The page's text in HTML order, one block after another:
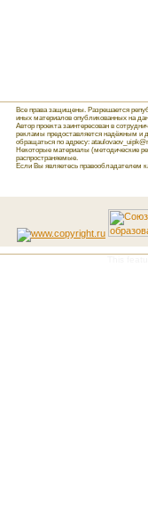
Все права защищены. Разрешается
иных материалов опубликованных на
Автор проекта заинтересован в
рекламы предоставляется надёжным и
обращаться по адресу:
Некоторые материалы (методические
распространяемые.
Если Вы являетесь правообладателем